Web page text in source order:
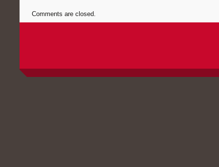
Comments are closed.